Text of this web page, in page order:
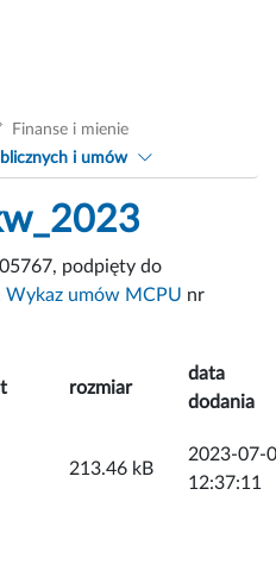
Finanse i mienie
i umów
podpięty do
Wykaz umów MCPU nr
rozmiar
data
dodania
213.46 kB
2023-07-
12:37:11